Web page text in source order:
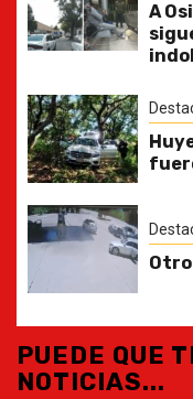
A
Otro
PUEDE QUE
NOTICIAS...